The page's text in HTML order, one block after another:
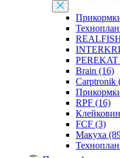
PEREKAT
Brain (16)
Carptronik
RPF (16)
FCF (3)
Макуха